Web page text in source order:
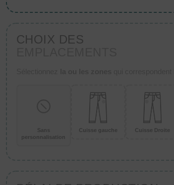
CHOIX DES
Sans
personnalisation
Cuisse gauche Cuisse Droite